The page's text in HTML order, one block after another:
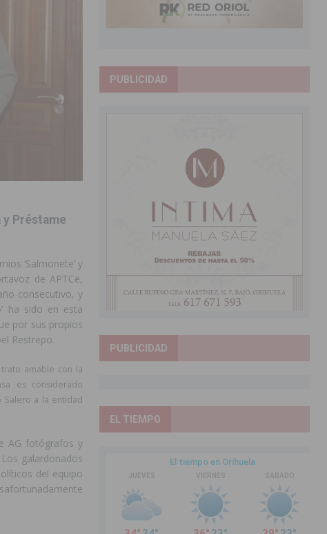
Préstame
‘Salmonete’ y
de APTCe,
consecutivo, y
ha sido en esta
por sus propios
Restrepo.
amable con la
es considerado
a la entidad
AG fotógrafos y
galardonados
del equipo
PUBLICIDAD
PUBLICIDAD
EL TIEMPO